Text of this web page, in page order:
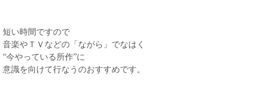
短い時間ですので
音楽やＴＶなどの「ながら」でなはく
“今やっている所作”に
意識を向けて行なうのおすすめです。